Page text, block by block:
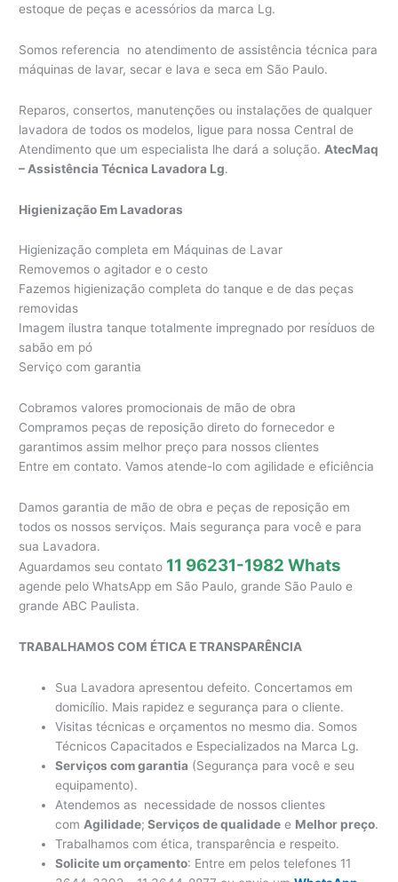
estoque de peças e acessórios da marca Lg.
Somos referencia no atendimento de assistência técnica para
máquinas de lavar, secar e lava e seca em São Paulo.
Reparos, consertos, manutenções ou instalações de qualquer
lavadora de todos os modelos, ligue para nossa Central de
Atendimento que um especialista lhe dará a solução. AtecMaq
– Assistência Técnica Lavadora Lg.
Higienização Em Lavadoras
Higienização completa em Máquinas de Lavar
Removemos o agitador e o cesto
Fazemos higienização completa do tanque e de das peças
removidas
Imagem ilustra tanque totalmente impregnado por resíduos de
sabão em pó
Serviço com garantia
Cobramos valores promocionais de mão de obra
Compramos peças de reposição direto do fornecedor e
garantimos assim melhor preço para nossos clientes
Entre em contato. Vamos atende-lo com agilidade e eficiência
Damos garantia de mão de obra e peças de reposição em
todos os nossos serviços. Mais segurança para você e para
sua Lavadora.
Aguardamos seu contato 11 96231-1982 Whats
agende pelo WhatsApp em São Paulo, grande São Paulo e
grande ABC Paulista.
TRABALHAMOS COM ÉTICA E TRANSPARÊNCIA
Sua Lavadora apresentou defeito. Concertamos em
domicílio. Mais rapidez e segurança para o cliente.
Visitas técnicas e orçamentos no mesmo dia. Somos
Técnicos Capacitados e Especializados na Marca Lg.
Serviços com garantia (Segurança para você e seu
equipamento).
Atendemos as necessidade de nossos clientes
comAgilidade; Serviços de qualidade e Melhor preço.
Trabalhamos com ética, transparência e respeito.
Solicite um orçamento: Entre em pelos telefones 11